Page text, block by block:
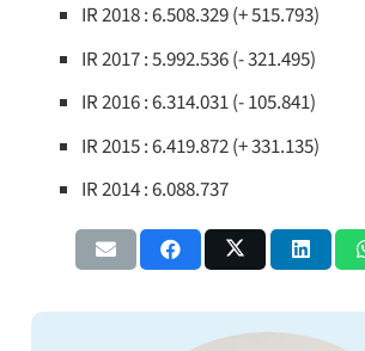
IR 2018 : 6.508.329 (+ 515.793)
IR 2017 : 5.992.536 (- 321.495)
IR 2016 : 6.314.031 (- 105.841)
IR 2015 : 6.419.872 (+ 331.135)
IR 2014 : 6.088.737